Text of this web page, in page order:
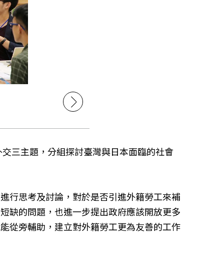
三主題，分組探討臺灣與日本面臨的社會
行思考及討論，對於是否引進外籍勞工來補
缺的問題，也進一步提出政府應該開放更多
從旁輔助，建立對外籍勞工更為友善的工作